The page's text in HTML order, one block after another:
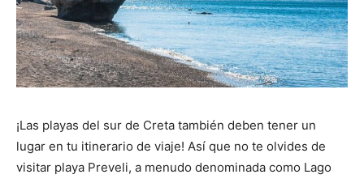
¡Las playas del sur de Creta también deben tener un
lugar en tu itinerario de viaje! Así que no te olvides de
visitar playa Preveli, a menudo denominada como Lago